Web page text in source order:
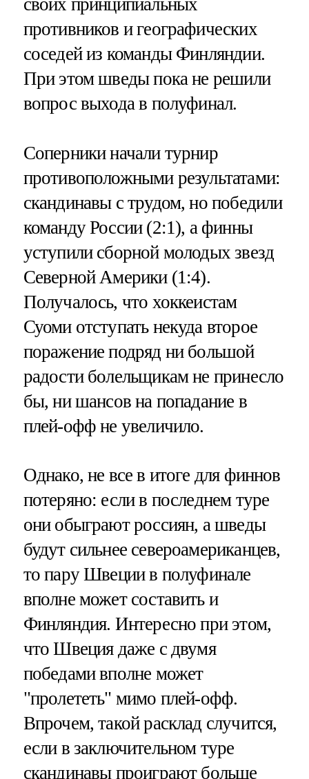
своих принципиальных
противников и географических
соседей из команды Финляндии.
При этом шведы пока не решили
вопрос выхода в полуфинал.
Соперники начали турнир
противоположными результатами:
скандинавы с трудом, но победили
команду России (2:1), а финны
уступили сборной молодых звезд
Северной Америки (1:4).
Получалось, что хоккеистам
Суоми отступать некуда второе
поражение подряд ни большой
радости болельщикам не принесло
бы, ни шансов на попадание в
плей-офф не увеличило.
Однако, не все в итоге для финнов
потеряно: если в последнем туре
они обыграют россиян, а шведы
будут сильнее североамериканцев,
то пару Швеции в полуфинале
вполне может составить и
Финляндия. Интересно при этом,
что Швеция даже с двумя
победами вполне может
"пролететь" мимо плей-офф.
Впрочем, такой расклад случится,
если в заключительном туре
скандинавы проиграют больше